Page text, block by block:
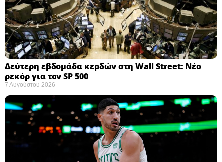
Δεύτερη εβδομάδα κερδών στη Wall Street: Νέο
ρεκόρ για τον SP 500
7 Αυγούστου 2026